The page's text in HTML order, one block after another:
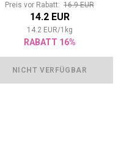
Preis vor Rabatt: 16.9 EUR
14.2 EUR
14.2 EUR/1 kg
RABATT 16%
NICHT VERFÜGBAR